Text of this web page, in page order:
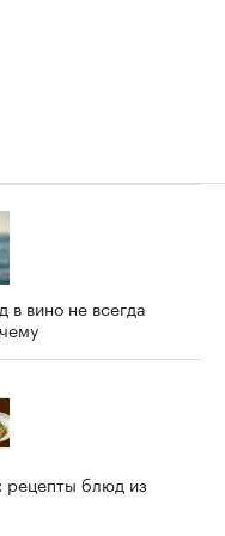
в вино не всегда
блюд из